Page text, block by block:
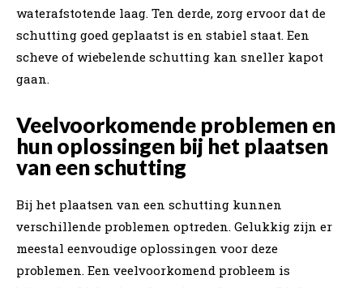
waterafstotende laag. Ten derde, zorg ervoor dat de
schutting goed geplaatst is en stabiel staat. Een
scheve of wiebelende schutting kan sneller kapot
gaan.
Veelvoorkomende problemen en
hun oplossingen bij het plaatsen
van een schutting
Bij het plaatsen van een schutting kunnen
verschillende problemen optreden. Gelukkig zijn er
meestal eenvoudige oplossingen voor deze
problemen. Een veelvoorkomend probleem is